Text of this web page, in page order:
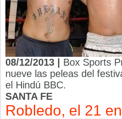
08/12/2013 | Box Sports
nueve las peleas del
el Hindú BBC.
SANTA FE
Robledo, el 21